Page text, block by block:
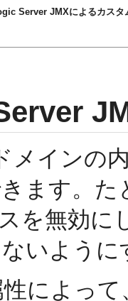
Server JMXによるカスタ
メインの
ます。
を無効に
いよう
によっ